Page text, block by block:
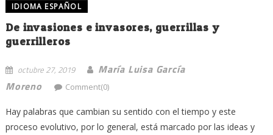
IDIOMA ESPAÑOL
De invasiones e invasores, guerrillas y
guerrilleros
octubre 27, 2019
María Luisa García
Moreno
Comment(0)
Hay palabras que cambian su sentido con el tiempo y este
proceso evolutivo, por lo general, está marcado por las ideas y